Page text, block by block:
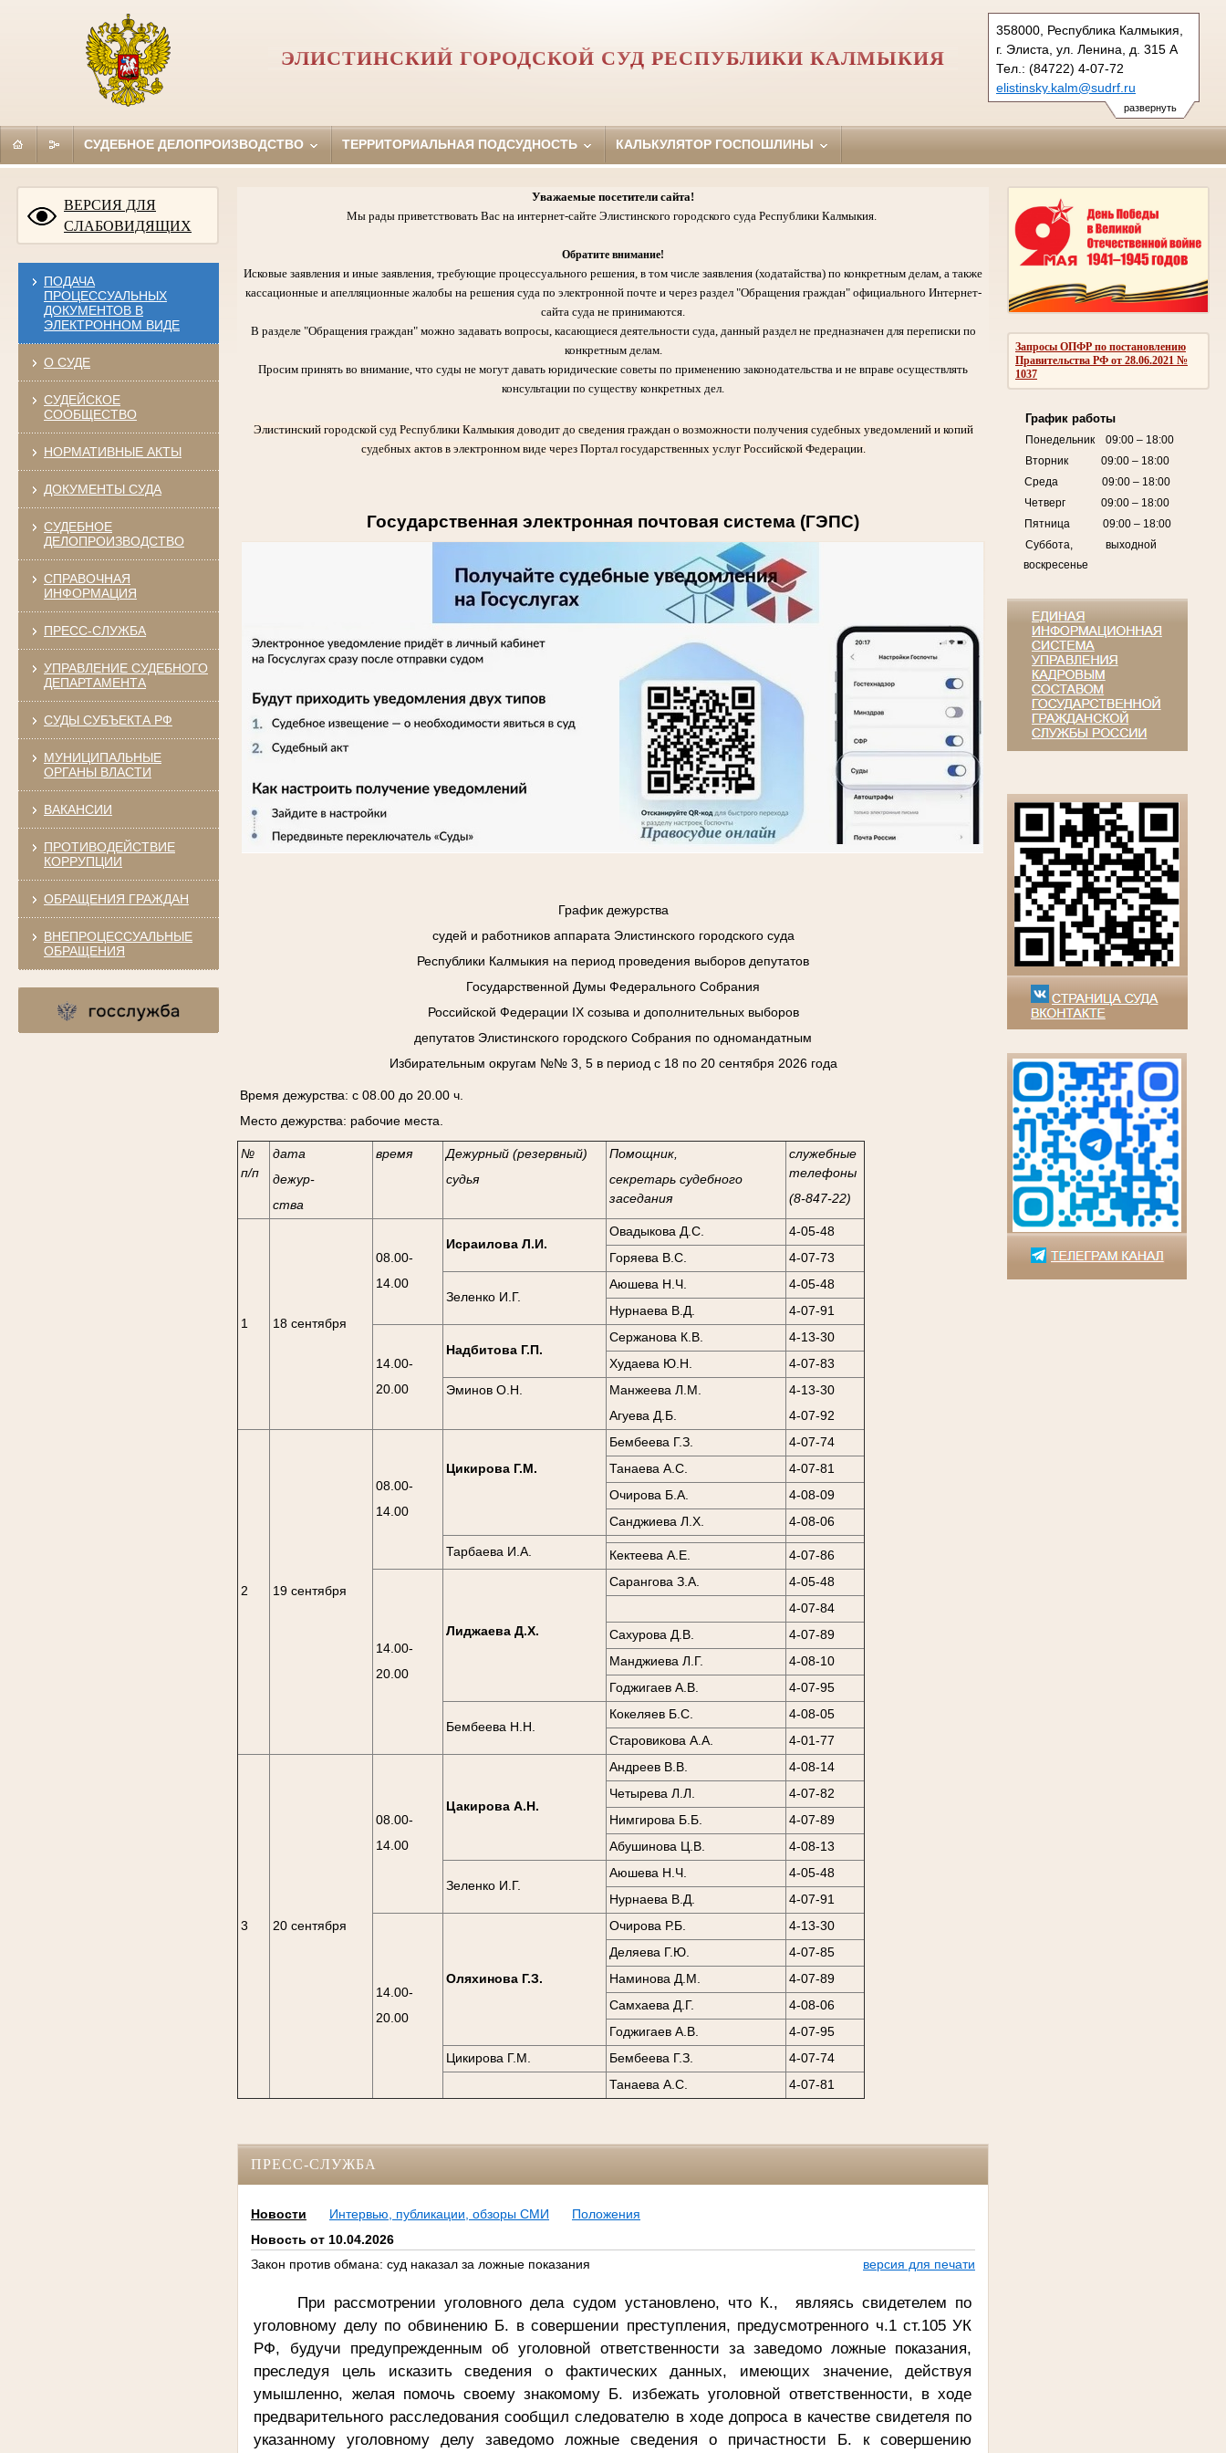
развернуть
358000, Республика Калмыкия,
г. Элиста, ул. Ленина, д. 315 А
Тел.: (84722) 4-07-72
elistinsky.kalm@sudrf.ru
ЭЛИСТИНСКИЙ ГОРОДСКОЙ СУД РЕСПУБЛИКИ КАЛМЫКИЯ
СУДЕБНОЕ ДЕЛОПРОИЗВОДСТВО ТЕРРИТОРИАЛЬНАЯ ПОДСУДНОСТЬ КАЛЬКУЛЯТОР ГОСПОШЛИНЫ
ВЕРСИЯ ДЛЯ
СЛАБОВИДЯЩИХ
ПОДАЧА
ПРОЦЕССУАЛЬНЫХ
ДОКУМЕНТОВ В
ЭЛЕКТРОННОМ ВИДЕ
О СУДЕ
СУДЕЙСКОЕ
СООБЩЕСТВО
НОРМАТИВНЫЕ АКТЫ
ДОКУМЕНТЫ СУДА
СУДЕБНОЕ
ДЕЛОПРОИЗВОДСТВО
СПРАВОЧНАЯ
ИНФОРМАЦИЯ
ПРЕСС-СЛУЖБА
УПРАВЛЕНИЕ СУДЕБНОГО
ДЕПАРТАМЕНТА
СУДЫ СУБЪЕКТА РФ
МУНИЦИПАЛЬНЫЕ
ОРГАНЫ ВЛАСТИ
ВАКАНСИИ
ПРОТИВОДЕЙСТВИЕ
КОРРУПЦИИ
ОБРАЩЕНИЯ ГРАЖДАН
ВНЕПРОЦЕССУАЛЬНЫЕ
ОБРАЩЕНИЯ
Запросы ОПФР по постановлению
Правительства РФ от 28.06.2021 №
1037
График работы
Понедельник 09:00 – 18:00
Вторник 09:00 – 18:00
Среда 09:00 – 18:00
Четверг 09:00 – 18:00
Пятница 09:00 – 18:00
Суббота, выходной
воскресенье
Уважаемые посетители сайта!
Мы рады приветствовать Вас на интернет-сайте Элистинского городского суда Республики Калмыкия.
Обратите внимание!
Исковые заявления и иные заявления, требующие процессуального решения, в том числе заявления (ходатайства) по конкретным делам, а также
кассационные и апелляционные жалобы на решения суда по электронной почте и через раздел "Обращения граждан" официального Интернет-
сайта суда не принимаются.
В разделе "Обращения граждан" можно задавать вопросы, касающиеся деятельности суда, данный раздел не предназначен для переписки по
конкретным делам.
Просим принять во внимание, что суды не могут давать юридические советы по применению законодательства и не вправе осуществлять
консультации по существу конкретных дел.
Элистинский городской суд Республики Калмыкия доводит до сведения граждан о возможности получения судебных уведомлений и копий
судебных актов в электронном виде через Портал государственных услуг Российской Федерации.
Государственная электронная почтовая система (ГЭПС)
График дежурства
судей и работников аппарата Элистинского городского суда
Республики Калмыкия на период проведения выборов депутатов
Государственной Думы Федерального Собрания
Российской Федерации IХ созыва и дополнительных выборов
депутатов Элистинского городского Собрания по одномандатным
Избирательным округам №№ 3, 5 в период с 18 по 20 сентября 2026 года
Время дежурства: с 08.00 до 20.00 ч.
Место дежурства: рабочие места.
№
п/п
дата
дежур-
ства
время
Дежурный (резервный)
судья
Помощник,
секретарь судебного
заседания
служебные
телефоны
(8-847-22)
1 18 сентября
08.00-
14.00
Исраилова Л.И.
Овадыкова Д.С.
4-05-48
Горяева В.С.
4-07-73
Зеленко И.Г.
Аюшева Н.Ч.
4-05-48
Нурнаева В.Д.
4-07-91
14.00-
20.00
Надбитова Г.П.
Сержанова К.В.
4-13-30
Худаева Ю.Н.
4-07-83
Эминов О.Н.
Манжеева Л.М.
Агуева Д.Б.
4-13-30
4-07-92
2 19 сентября
08.00-
14.00
Цикирова Г.М.
Бембеева Г.З.
4-07-74
Танаева А.С.
4-07-81
Очирова Б.А.
4-08-09
Санджиева Л.Х.
4-08-06
Тарбаева И.А. Кектеева А.Е. 4-07-86
14.00-
20.00
Лиджаева Д.Х.
Сарангова З.А.
4-05-48
4-07-84
Сахурова Д.В.
4-07-89
Манджиева Л.Г.
4-08-10
Годжигаев А.В.
4-07-95
Бембеева Н.Н.
Кокеляев Б.С.
4-08-05
Старовикова А.А.
4-01-77
3 20 сентября
08.00-
14.00
Цакирова А.Н.
Андреев В.В.
4-08-14
Четырева Л.Л.
4-07-82
Нимгирова Б.Б.
4-07-89
Абушинова Ц.В.
4-08-13
Зеленко И.Г.
Аюшева Н.Ч.
4-05-48
Нурнаева В.Д.
4-07-91
14.00-
20.00
Оляхинова Г.З.
Очирова Р.Б.
4-13-30
Деляева Г.Ю.
4-07-85
Наминова Д.М.
4-07-89
Самхаева Д.Г.
4-08-06
Годжигаев А.В.
4-07-95
Цикирова Г.М.
Бембеева Г.З.
4-07-74
Танаева А.С.
4-07-81
ПРЕСС-СЛУЖБА
Новости Интервью, публикации, обзоры СМИ
Положения
Новость от 10.04.2026
Закон против обмана: суд наказал за ложные показания
версия для печати
При рассмотрении уголовного дела судом установлено, что К., являясь свидетелем по
уголовному делу по обвинению Б. в совершении преступления, предусмотренного ч.1 ст.105 УК
РФ, будучи предупрежденным об уголовной ответственности за заведомо ложные показания,
преследуя цель исказить сведения о фактических данных, имеющих значение, действуя
умышленно, желая помочь своему знакомому Б. избежать уголовной ответственности, в ходе
предварительного расследования сообщил следователю в ходе допроса в качестве свидетеля по
указанному уголовному делу заведомо ложные сведения о причастности Б. к совершению